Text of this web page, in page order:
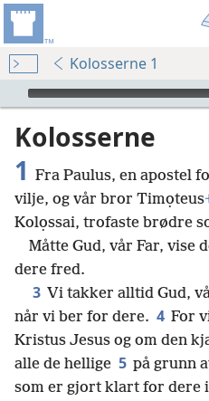
Kolosserne 1
Audio Player
Kolosserne
1 Fra Paulus, en apostel
vilje, og vår bror Timọteus
Kolọssai, trofaste brødre
Måtte Gud, vår Far, vise
dere fred.
3 Vi takker alltid Gud,
når vi ber for dere. 4 For
Kristus Jesus og om den
alle de hellige 5 på grunn
som er gjort klart for dere